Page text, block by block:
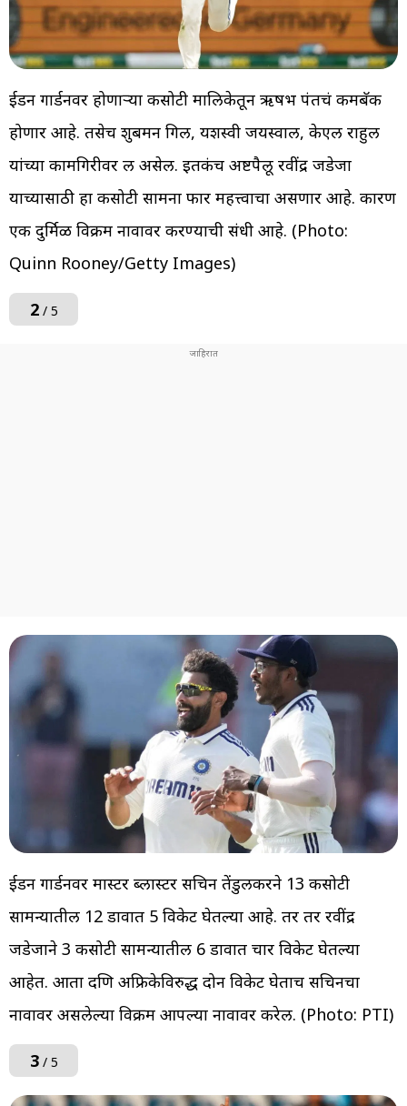
ईडन गार्डनवर होणाऱ्या कसोटी मालिकेतून ऋषभ पंतचं कमबॅक
होणार आहे. तसेच शुबमन गिल, यशस्वी जयस्वाल, केएल राहुल
यांच्या कामगिरीवर लक्ष असेल. इतकंच अष्टपैलू रवींद्र जडेजा
याच्यासाठी हा कसोटी सामना फार महत्त्वाचा असणार आहे. कारण
एक दुर्मिळ विक्रम नावावर करण्याची संधी आहे. (Photo:
Quinn Rooney/Getty Images)
2/ 5
ईडन गार्डनवर मास्टर ब्लास्टर सचिन तेंडुलकरने 13 कसोटी
सामन्यातील 12 डावात 5 विकेट घेतल्या आहे. तर तर रवींद्र
जडेजाने 3 कसोटी सामन्यातील 6 डावात चार विकेट घेतल्या
आहेत. आता दक्षिण अफ्रिकेविरुद्ध दोन विकेट घेताच सचिनचा
नावावर असलेल्या विक्रम आपल्या नावावर करेल. (Photo: PTI)
3/ 5